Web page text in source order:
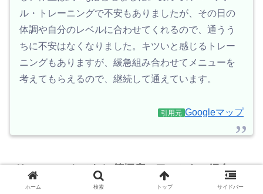
ル・トレーニングで不安もありましたが、その日の
体調や自分のレベルに合わせてくれるので、通うう
ちに不安はなくなりました。キツいと感じるトレー
ニングもありますが、緩急組み合わせてメニューを
考えてもらえるので、継続して通えています。
引用元 Googleマップ
リアルワークアウト 笹塚店の口コミをご紹介
ホーム 検索 トップ サイドバー